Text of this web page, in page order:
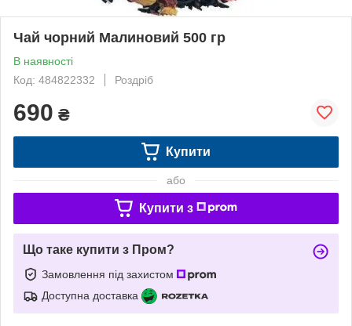
Чай чорний Малиновий 500 гр
В наявності
Код: 484822332
Роздріб
690 ₴
Купити
або
Купити з
Що таке купити з Пром?
Замовлення під захистом
Доступна доставка